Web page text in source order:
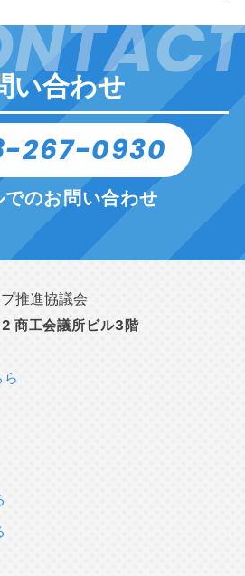
い合わせ
267-0930
でのお問い合わせ
推進協議会
商工会議所ビル3階